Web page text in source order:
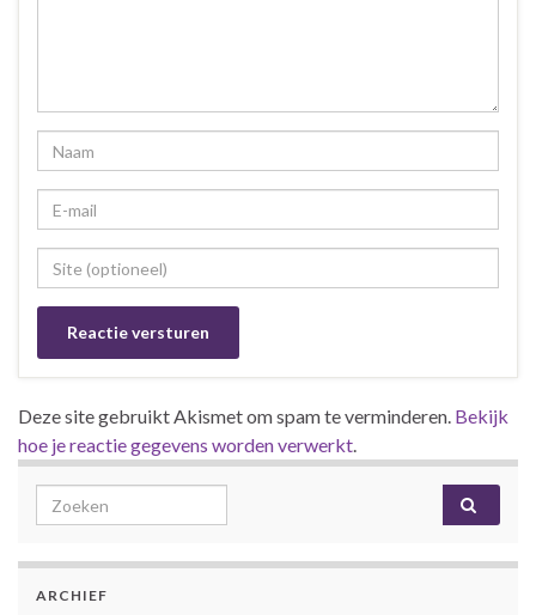
Deze site gebruikt Akismet om spam te verminderen. Bekijk
hoe je reactie gegevens worden verwerkt.
Search for:
ARCHIEF